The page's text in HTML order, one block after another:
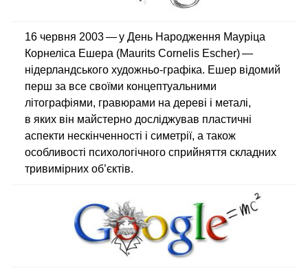
16 червня 2003 — у День Народження Мауріца
Корнеліса Ешера (Maurits Cornelis Escher) —
нідерландського художньо-графіка. Ешер відомий
перш за все своїми концептуальними
літографіями, гравюрами на дереві і металі,
в яких він майстерно досліджував пластичні
аспекти нескінченності і симетрії, а також
особливості психологічного сприйняття складних
тривимірних об’єктів.